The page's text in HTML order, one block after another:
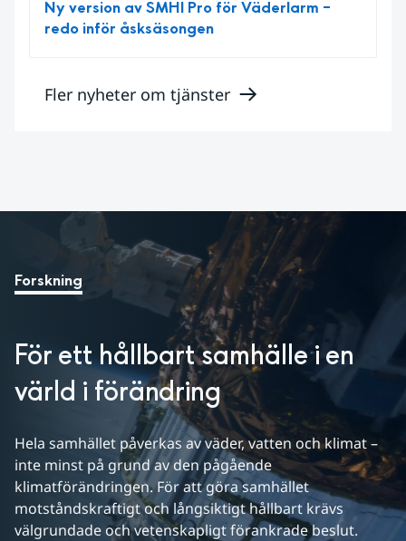
Ny version av SMHI Pro för Väderlarm –
redo inför åsksäsongen
Fler nyheter om tjänster
Forskning
För ett hållbart samhälle i en
värld i förändring
Hela samhället påverkas av väder, vatten och klimat –
inte minst på grund av den pågående
klimatförändringen. För att göra samhället
motståndskraftigt och långsiktigt hållbart krävs
välgrundade och vetenskapligt förankrade beslut.